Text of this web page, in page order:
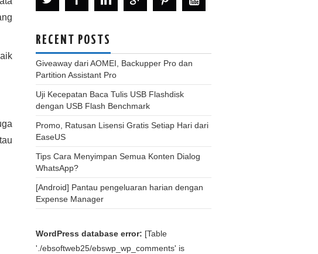
RECENT POSTS
Giveaway dari AOMEI, Backupper Pro dan
Partition Assistant Pro
Uji Kecepatan Baca Tulis USB Flashdisk
dengan USB Flash Benchmark
Promo, Ratusan Lisensi Gratis Setiap Hari dari
EaseUS
Tips Cara Menyimpan Semua Konten Dialog
WhatsApp?
[Android] Pantau pengeluaran harian dengan
Expense Manager
WordPress database error: [Table
'./ebsoftweb25/ebswp_wp_comments' is